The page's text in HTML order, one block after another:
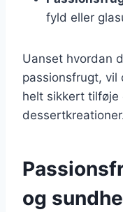
fyld eller
Uanset hvordan
passionsfrugt, vil
helt sikkert tilføje
og